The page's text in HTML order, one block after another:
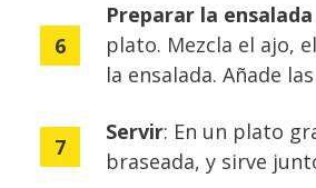
Preparar la
plato. Mezcla el ajo,
la ensalada. Añade
Servir: En un plato
braseada, y sirve